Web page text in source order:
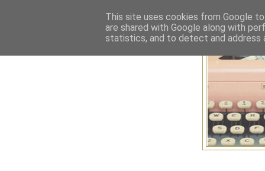
This site uses cookies from Google
are shared with Google along with
statistics, and to detect and address